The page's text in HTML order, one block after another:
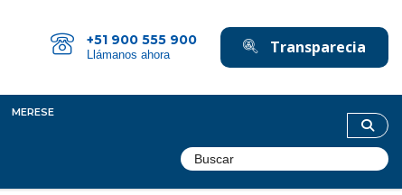
+51 900 555 900
Llámanos ahora Transparecia
MERESE